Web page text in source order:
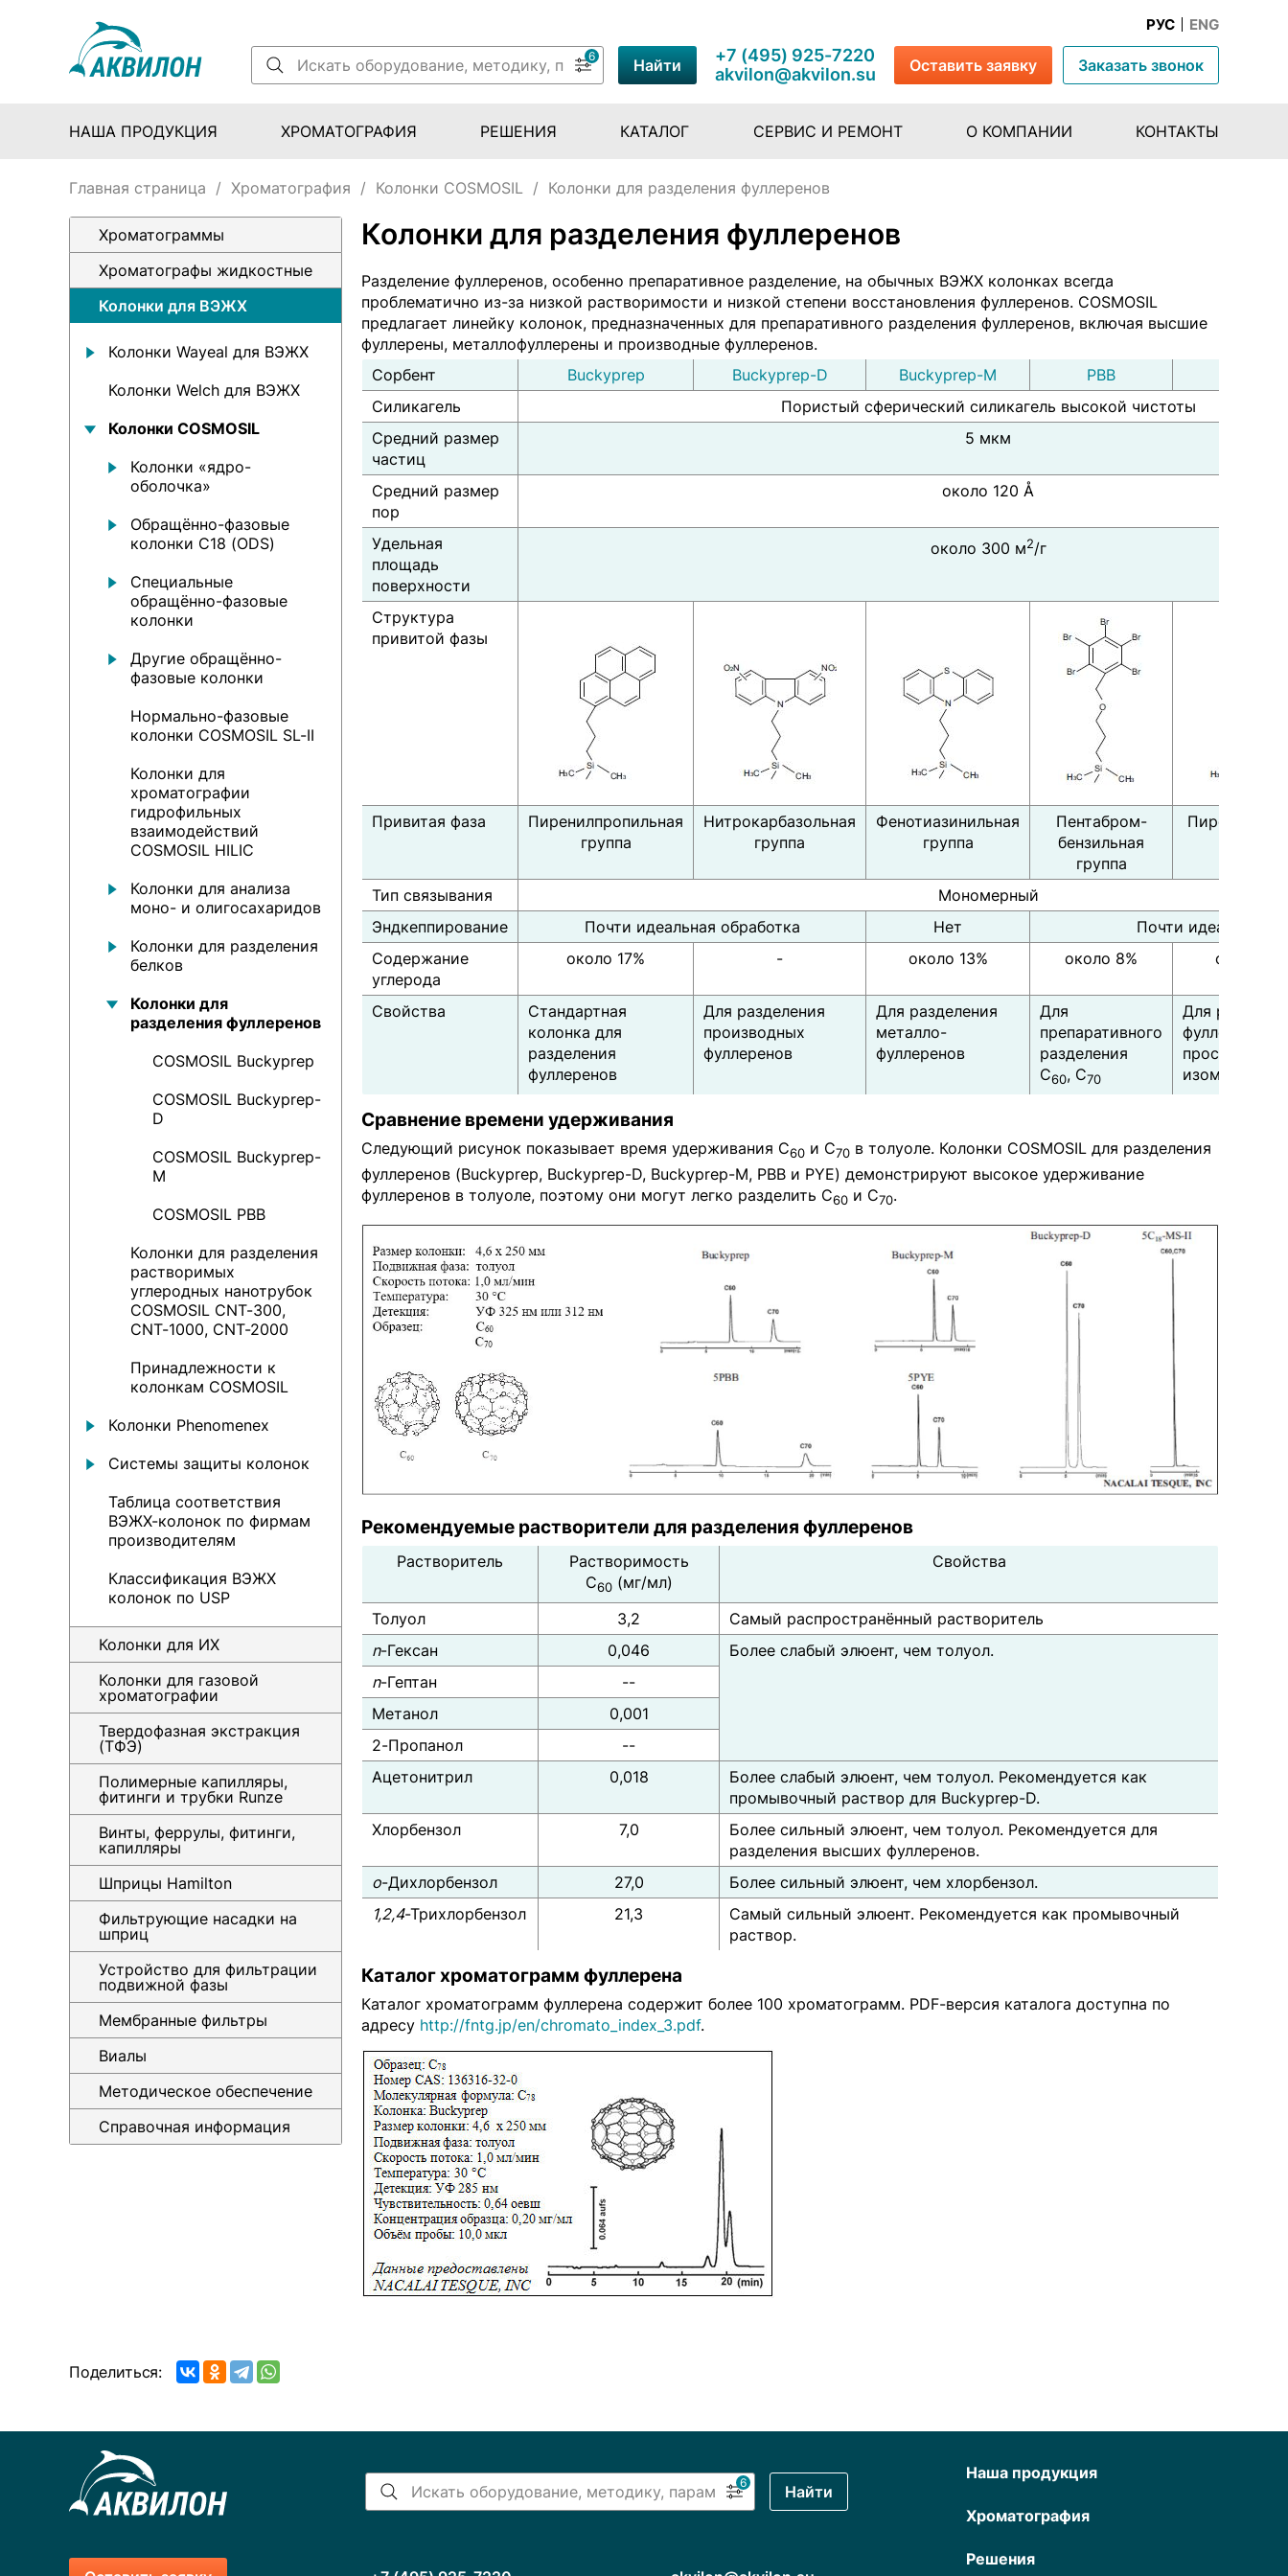
РУС ENG
6 Найти
+7 (495) 925-7220
akvilon@akvilon.su
Оставить заявку Заказать звонок
НАША ПРОДУКЦИЯ ХРОМАТОГРАФИЯ РЕШЕНИЯ КАТАЛОГ СЕРВИС И РЕМОНТ О КОМПАНИИ КОНТАКТЫ
Главная страница / Хроматография / Колонки COSMOSIL / Колонки для разделения фуллеренов
Колонки для разделения фуллеренов
Разделение фуллеренов, особенно препаративное разделение, на обычных ВЭЖХ колонках всегда
проблематично из-за низкой растворимости и низкой степени восстановления фуллеренов. COSMOSIL
предлагает линейку колонок, предназначенных для препаративного разделения фуллеренов, включая высшие
фуллерены, металлофуллерены и производные фуллеренов.
Сорбент
Buckyprep Buckyprep-D Buckyprep-M PBB
Силикагель
Пористый сферический силикагель высокой чистоты
Средний размер
частиц
5 мкм
Средний размер
пор
около 120 Å
Удельная
площадь
поверхности
около 300 м2/г
Структура
привитой фазы
Привитая фаза
Пиренилпропильная
группа
Нитрокарбазольная
группа
Фенотиазинильная
группа
Пентабром-
бензильная
группа
Тип связывания
Мономерный
Эндкеппирование
Почти идеальная обработка Нет
Почти идеальная
Содержание
углерода
около 17% - около 13% около 8% около
Свойства
Стандартная
колонка для
разделения
фуллеренов
Для разделения
производных
фуллеренов
Для разделения
металло-
фуллеренов
Для
препаративного
разделения
С60, С70
Для
фуллеренов и
изомеров
Сравнение времени удерживания
Следующий рисунок показывает время удерживания С60 и С70 в толуоле. Колонки COSMOSIL для разделения
фуллеренов (Buckyprep, Buckyprep-D, Buckyprep-M, PBB и PYE) демонстрируют высокое удерживание
фуллеренов в толуоле, поэтому они могут легко разделить С60 и С70.
Рекомендуемые растворители для разделения фуллеренов
Растворитель
Растворимость
С60(мг/мл)
Свойства
Толуол 3,2
Самый распространённый растворитель
n-Гексан 0,046
Более слабый элюент, чем толуол.
n-Гептан
--
Метанол
0,001
2-Пропанол
--
Ацетонитрил
0,018
Более слабый элюент, чем толуол. Рекомендуется как
промывочный раствор для Buckyprep-D.
Хлорбензол
7,0
Более сильный элюент, чем толуол. Рекомендуется для
разделения высших фуллеренов.
о-Дихлорбензол 27,0
Более сильный элюент, чем хлорбензол.
1,2,4-Трихлорбензол 21,3
Самый сильный элюент. Рекомендуется как промывочный
раствор.
Каталог хроматограмм фуллерена
Каталог хроматограмм фуллерена содержит более 100 хроматограмм. PDF-версия каталога доступна по
адресу http://fntg.jp/en/chromato_index_3.pdf.
Хроматограммы
Хроматографы жидкостные
Колонки для ВЭЖХ
Колонки Wayeal для ВЭЖХ
Колонки Welch для ВЭЖХ
Колонки COSMOSIL
Колонки «ядро-
оболочка»
Обращённо-фазовые
колонки С18 (ODS)
Специальные
обращённо-фазовые
колонки
Другие обращённо-
фазовые колонки
Нормально-фазовые
колонки COSMOSIL SL-II
Колонки для
хроматографии
гидрофильных
взаимодействий
COSMOSIL HILIC
Колонки для анализа
моно- и олигосахаридов
Колонки для разделения
белков
Колонки для
разделения фуллеренов
COSMOSIL Buckyprep
COSMOSIL Buckyprep-
D
COSMOSIL Buckyprep-
M
COSMOSIL PBB
Колонки для разделения
растворимых
углеродных нанотрубок
COSMOSIL CNT-300,
CNT-1000, CNT-2000
Принадлежности к
колонкам COSMOSIL
Колонки Рhenomenex
Системы защиты колонок
Таблица соответствия
ВЭЖХ-колонок по фирмам
производителям
Классификация ВЭЖХ
колонок по USP
Колонки для ИХ
Колонки для газовой
хроматографии
Твердофазная экстракция
(ТФЭ)
Полимерные капилляры,
фитинги и трубки Runze
Винты, феррулы, фитинги,
капилляры
Шприцы Hamilton
Фильтрующие насадки на
шприц
Устройство для фильтрации
подвижной фазы
Мембранные фильтры
Виалы
Методическое обеспечение
Справочная информация
Поделиться:
6 Найти
Наша продукция
Хроматография
Решения